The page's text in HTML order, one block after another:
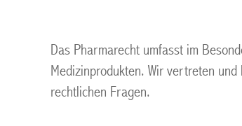
Das Pharmarecht umfasst im
Medizinprodukten. Wir vertreten
rechtlichen Fragen.